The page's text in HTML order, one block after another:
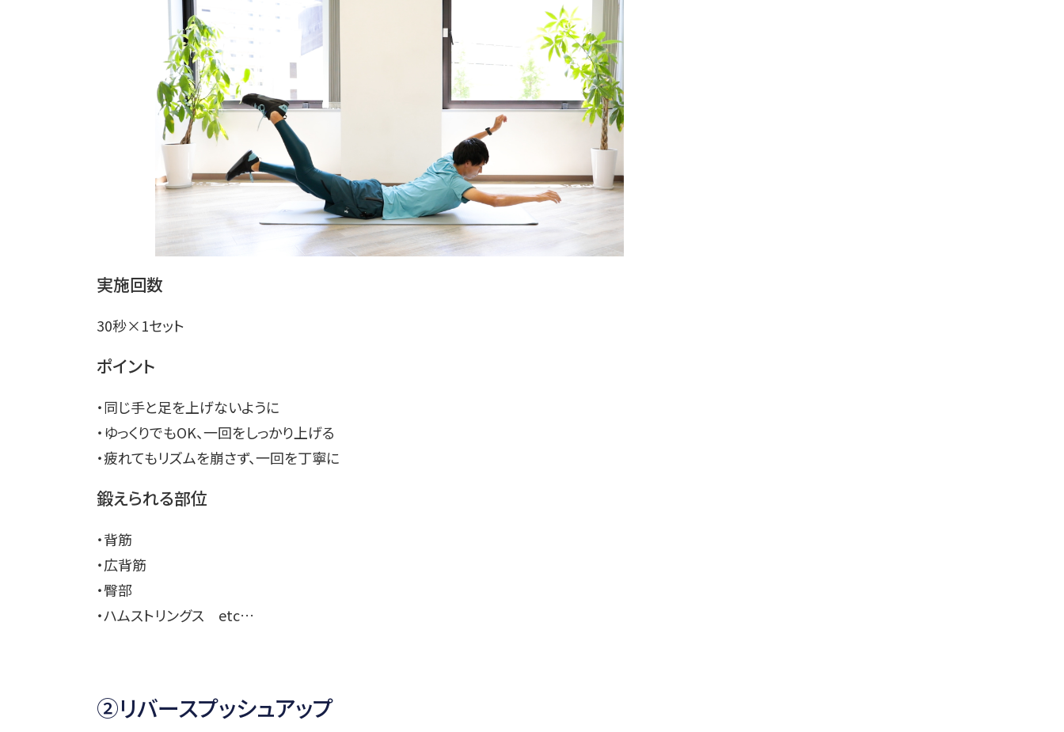
実施回数
30秒×1セット
ポイント
・同じ手と足を上げないように
・ゆっくりでもOK、一回をしっかり上げる
・疲れてもリズムを崩さず、一回を丁寧に
鍛えられる部位
・背筋
・広背筋
・臀部
・ハムストリングス etc…
②リバースプッシュアップ